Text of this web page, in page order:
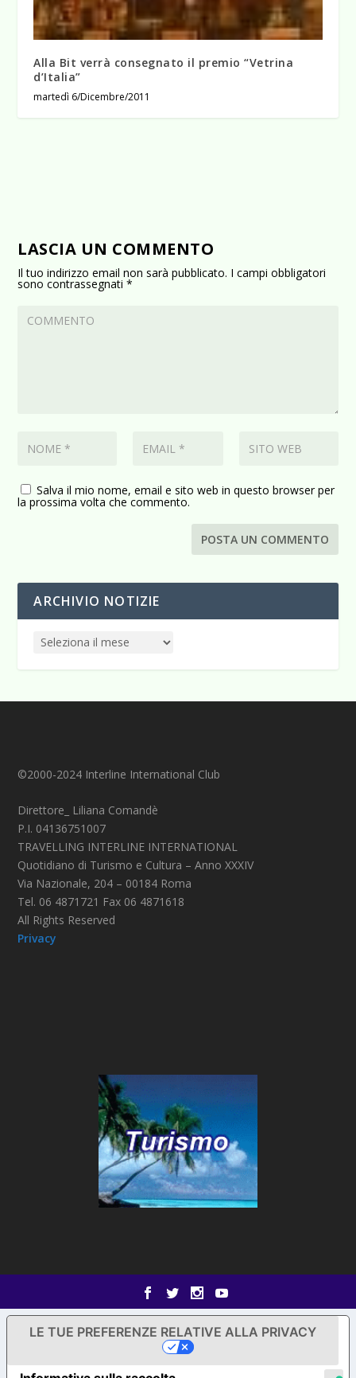
Alla Bit verrà consegnato il premio “Vetrina
d’Italia”
martedì 6/Dicembre/2011
LASCIA UN COMMENTO
Il tuo indirizzo email non sarà pubblicato. I campi obbligatori
sono contrassegnati*
Salva il mio nome, email e sito web in questo browser per
la prossima volta che commento.
ARCHIVIO NOTIZIE
©2000-2024 Interline International Club
Direttore_ Liliana Comandè
P.I. 04136751007
TRAVELLING INTERLINE INTERNATIONAL
Quotidiano di Turismo e Cultura – Anno XXXIV
Via Nazionale, 204 – 00184 Roma
Tel. 06 4871721 Fax 06 4871618
All Rights Reserved
Privacy
LE TUE PREFERENZE RELATIVE ALLA PRIVACY